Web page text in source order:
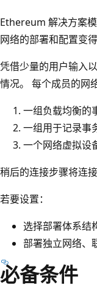
Ethereum 解决方案
网络的部署和配置变
凭借少量的用户输入
情况。 每个成员的网
一组负载均衡的
一组用于记录事
一个网络虚拟设
稍后的连接步骤将连
若要设置：
选择部署体系结
部署独立网络、
必备条件